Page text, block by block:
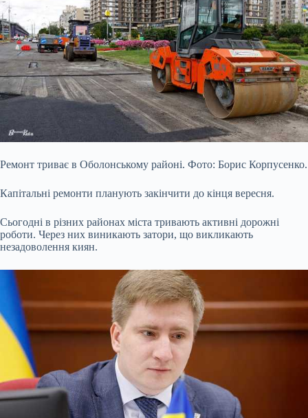
Ремонт триває в Оболонському районі. Фото: Борис Корпусенко.
Капітальні ремонти планують закінчити до кінця вересня.
Сьогодні в різних районах міста тривають активні дорожні
роботи. Через них виникають затори, що викликають
незадоволення киян.